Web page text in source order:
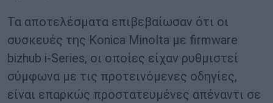
Τα αποτελέσματα επιβεβαίωσαν ότι οι
συσκευές της Konica Minolta με firmware
bizhub i‑Series, οι οποίες είχαν ρυθμιστεί
σύμφωνα με τις προτεινόμενες οδηγίες,
είναι επαρκώς προστατευμένες απέναντι σε